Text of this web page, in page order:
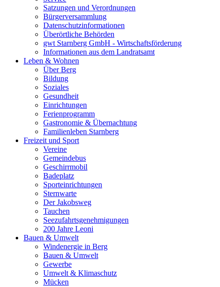
Satzungen und Verordnungen
Bürgerversammlung
Datenschutzinformationen
Überörtliche Behörden
gwt Starnberg GmbH - Wirtschaftsförderung
Informationen aus dem Landratsamt
Leben & Wohnen
Über Berg
Bildung
Soziales
Gesundheit
Einrichtungen
Ferienprogramm
Gastronomie & Übernachtung
Familienleben Starnberg
Freizeit und Sport
Vereine
Gemeindebus
Geschirrmobil
Badeplatz
Sporteinrichtungen
Sternwarte
Der Jakobsweg
Tauchen
Seezufahrtsgenehmigungen
200 Jahre Leoni
Bauen & Umwelt
Windenergie in Berg
Bauen & Umwelt
Gewerbe
Umwelt & Klimaschutz
Mücken